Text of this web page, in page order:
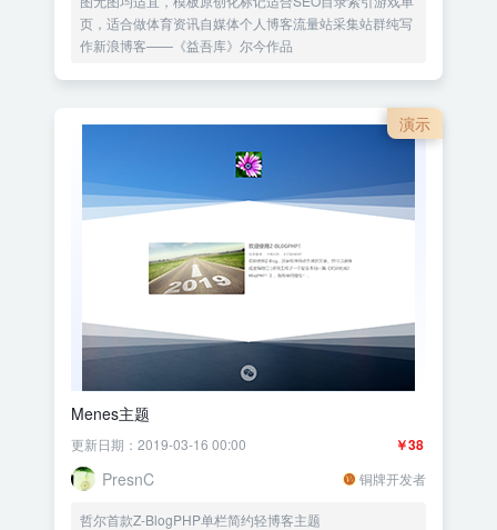
页，适合做体育资讯自媒体个人博客流量站采集站群纯写
作新浪博客——《益吾库》尔今作品
演示
Menes主题
￥38
更新日期：2019-03-16 00:00
PresnC 铜牌开发者
哲尔首款Z-BlogPHP单栏简约轻博客主题